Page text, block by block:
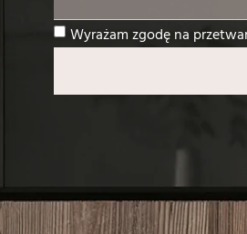
Wyrażam zgodę na